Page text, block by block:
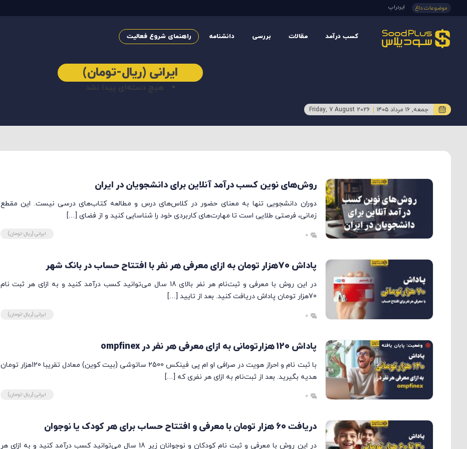
موضوعات داغ ایردراپ
کسب درآمد مقالات بررسی دانشنامه راهنمای شروع فعالیت
ایرانی (ریال-تومان)
هیچ دسته‌ای پیدا نشد
جمعه, ۱۶ مرداد ۱۴۰۵ Friday, 7 August 2026
روش‌های نوین کسب درآمد آنلاین برای دانشجویان در ایران
دوران دانشجویی تنها به معنای حضور در کلاس‌های درس و مطالعه کتاب‌های درسی نیست. این مقطع
زمانی، فرصتی طلایی است تا مهارت‌های کاربردی خود را شناسایی کنید و از فضای […]
0 ایرانی (ریال-تومان)
پاداش 70هزار تومان به ازای معرفی هر نفر با افتتاح حساب در بانک شهر
در این روش با معرفی و ثبت‌نام هر نفر بالای 18 سال می‌توانید کسب درآمد کنید و به ازای هر ثبت نام
70هزار تومان پاداش دریافت کنید. بعد از تایید […]
0 ایرانی (ریال-تومان)
وضعیت: پایان یافته پاداش 120 هزارتومانی به ازای معرفی هر نفر در ompfinex
با ثبت نام و احراز هویت در صرافی او ام پی فینکس 2500 ساتوشی (بیت کوین) معادل تقریبا 120هزار تومان
هدیه بگیرید. بعد از ثبت‌نام به ازای هر نفری که […]
0 ایرانی (ریال-تومان)
دریافت 60 هزار تومان با معرفی و افتتاح حساب برای هر کودک یا نوجوان
در این روش با معرفی و ثبت نام کودکان و نوجوانان زیر 18 سال می‌توانید کسب درآمد کنید و به ازای هر